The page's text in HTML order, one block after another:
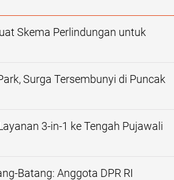
Skema Perlindungan untuk
Surga Tersembunyi di Puncak
3-in-1 ke Tengah Pujawali
Batang: Anggota DPR RI